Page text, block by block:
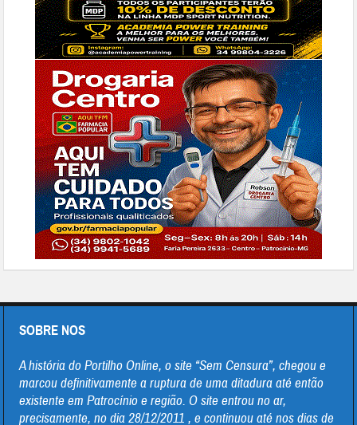
SOBRE NOS
A história do Portilho Online, o site “Sem Censura”, chegou e
marcou definitivamente a ruptura de uma ditadura até então
existente em Patrocínio e região. O site entrou no ar,
precisamente, no dia 28/12/2011 , e continuou até nos dias de